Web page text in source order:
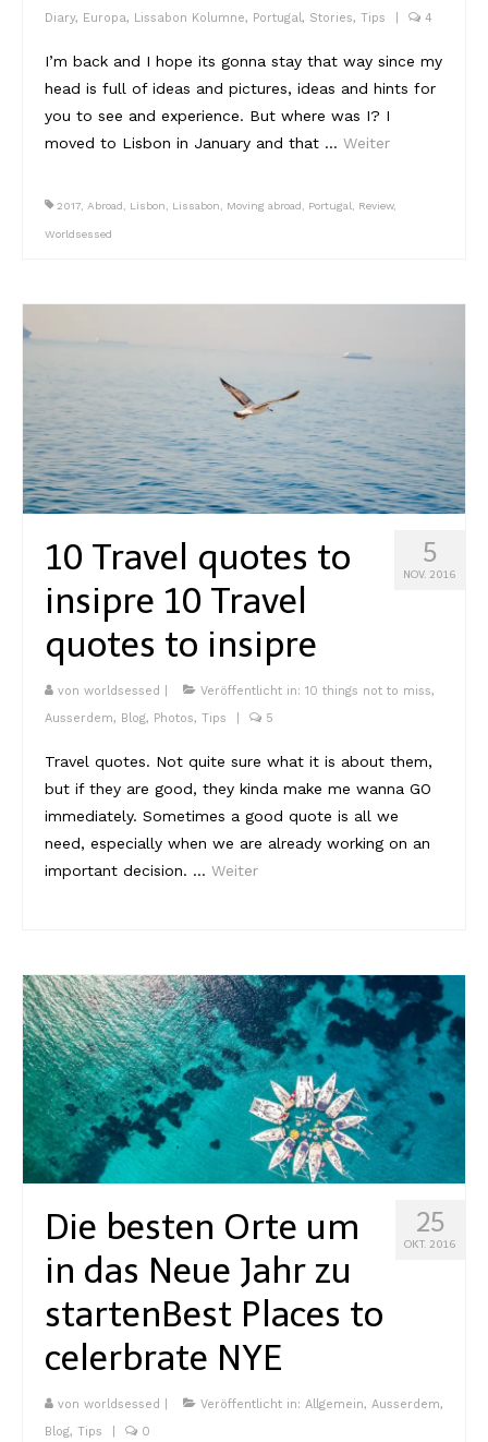
Diary, Europa, Lissabon Kolumne, Portugal , Stories, Tips 4
I’m back and I hope its gonna stay that way since my
head is full of ideas and pictures, ideas and hints for
you to see and experience. But where was I? I
moved to Lisbon in January and that … Weiter
2017 Abroad Lisbon Lissabon Moving abroad Portugal Review,
Worldsessed
5
NOV. 2016
10 Travel quotes to
insipre 10 Travel
quotes to insipre
von worldsessed Veröffentlicht in: 10 things not to miss,
Ausserdem, Blog, Photos, Tips 5
Travel quotes. Not quite sure what it is about them,
but if they are good, they kinda make me wanna GO
immediately. Sometimes a good quote is all we
need, especially when we are already working on an
important decision. … Weiter
25
OKT. 2016
Die besten Orte um
in das Neue Jahr zu
startenBest Places to
celerbrate NYE
von worldsessed Veröffentlicht in: Allgemein, Ausserdem,
Blog, Tips 0